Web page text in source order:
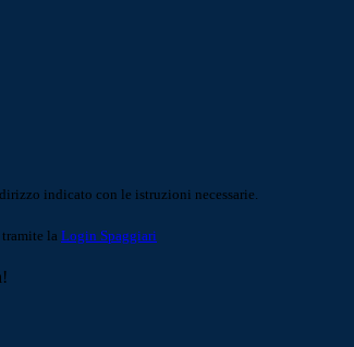
indicato con le istruzioni necessarie.
la Login Spaggiari